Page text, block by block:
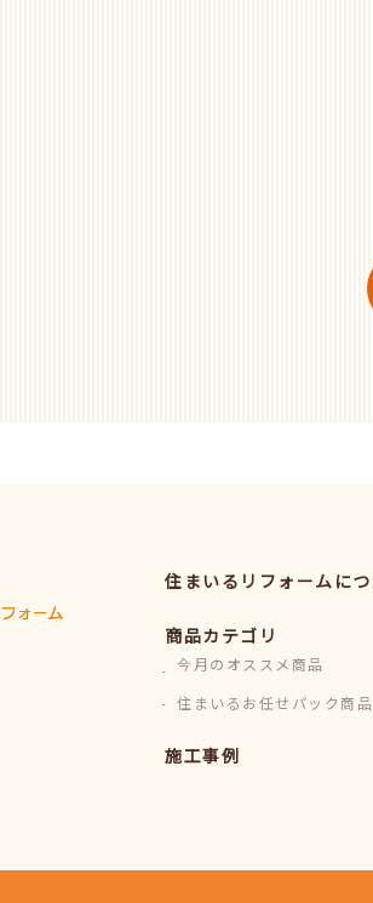
住まいるリフォームに
商品カテゴリ
今月のオススメ商品
住まいるお任せパック商品
施工事例